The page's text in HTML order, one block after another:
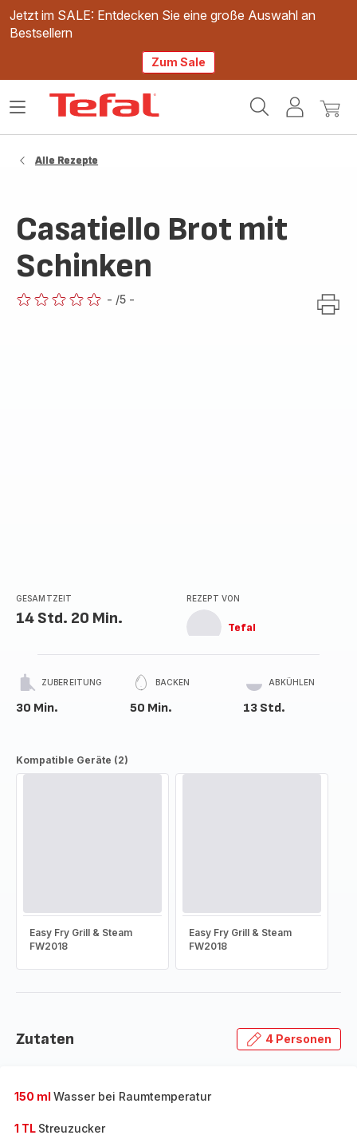
Jetzt im SALE: Entdecken Sie eine große Auswahl an
Bestsellern
Zum Sale
Mein
Mein
Das
Alle Rezepte
Casatiello Brot mit
Schinken
- /5 -
GESAMTZEIT
14 Std. 20 Min.
REZEPT VON
Tefal
ZUBEREITUNG
30 Min.
BACKEN
50 Min.
ABKÜHLEN
13 Std.
Kompatible Geräte (2)
Easy Fry Grill & Steam
FW2018
Easy Fry Grill & Steam
FW2018
Zutaten 4 Personen
150 ml Wasser bei Raumtemperatur
1 TL Streuzucker